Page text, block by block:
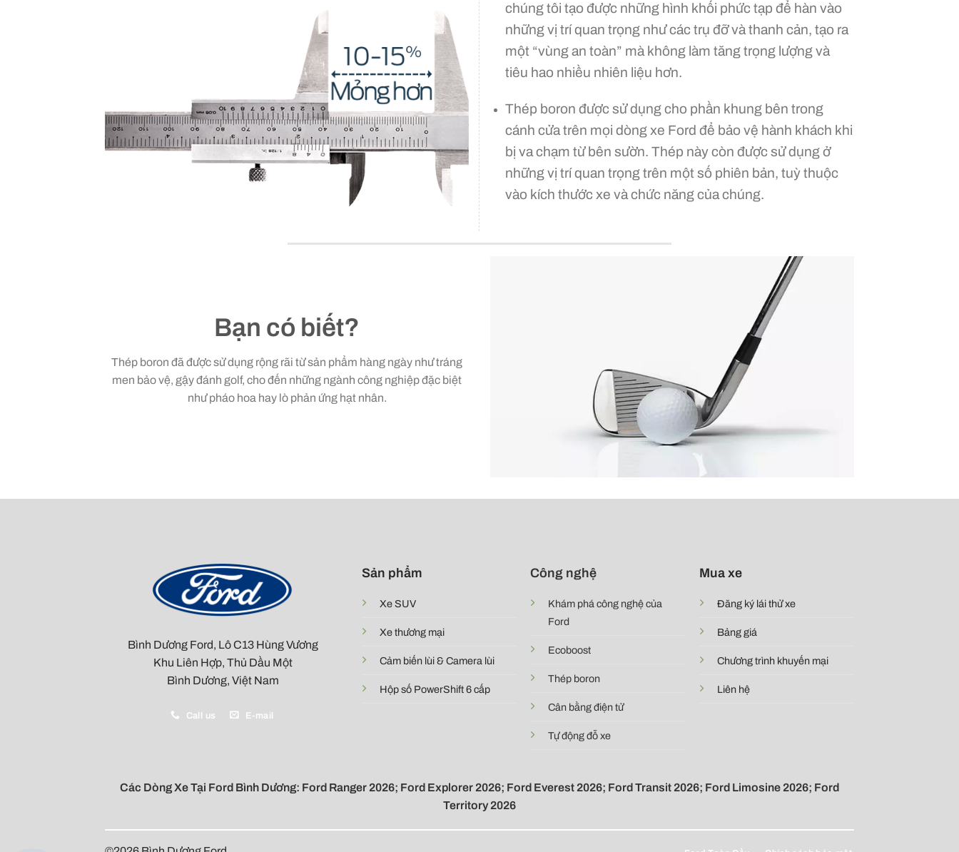
chúng tôi tạo được những hình khối phức tạp để hàn vào
những vị trí quan trọng như các trụ đỡ và thanh cản, tạo ra
một “vùng an toàn” mà không làm tăng trọng lượng và
tiêu hao nhiều nhiên liệu hơn.
Thép boron được sử dụng cho phần khung bên trong
cánh cửa trên mọi dòng xe Ford để bảo vệ hành khách khi
bị va chạm từ bên sườn. Thép này còn được sử dụng ở
những vị trí quan trọng trên một số phiên bản, tuỳ thuộc
vào kích thước xe và chức năng của chúng.
Bạn có biết?
Thép boron đã được sử dụng rộng rãi từ sản phẩm hàng ngày như tráng
men bảo vệ, gậy đánh golf, cho đến những ngành công nghiệp đặc biệt
như pháo hoa hay lò phản ứng hạt nhân.
Bình Dương Ford, Lô C13 Hùng Vương
Khu Liên Hợp, Thủ Dầu Một
Bình Dương, Việt Nam
Call us E-mail
Sản phẩm
Xe SUV
Xe thương mại
Cảm biến lùi & Camera lùi
Hộp số PowerShift 6 cấp
Công nghệ
Khám phá công nghệ của
Ford
Ecoboost
Thép boron
Cân bằng điện tử
Tự động đỗ xe
Mua xe
Đăng ký lái thử xe
Bảng giá
Chương trình khuyến mại
Liên hệ
Các Dòng Xe Tại Ford Bình Dương: Ford Ranger 2026; Ford Explorer 2026; Ford Everest 2026; Ford Transit 2026; Ford Limosine 2026; Ford
Territory 2026